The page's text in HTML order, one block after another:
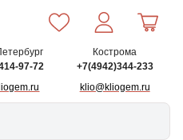
97-72
Кострома
+7(4942)344-233
klio@kliogem.ru